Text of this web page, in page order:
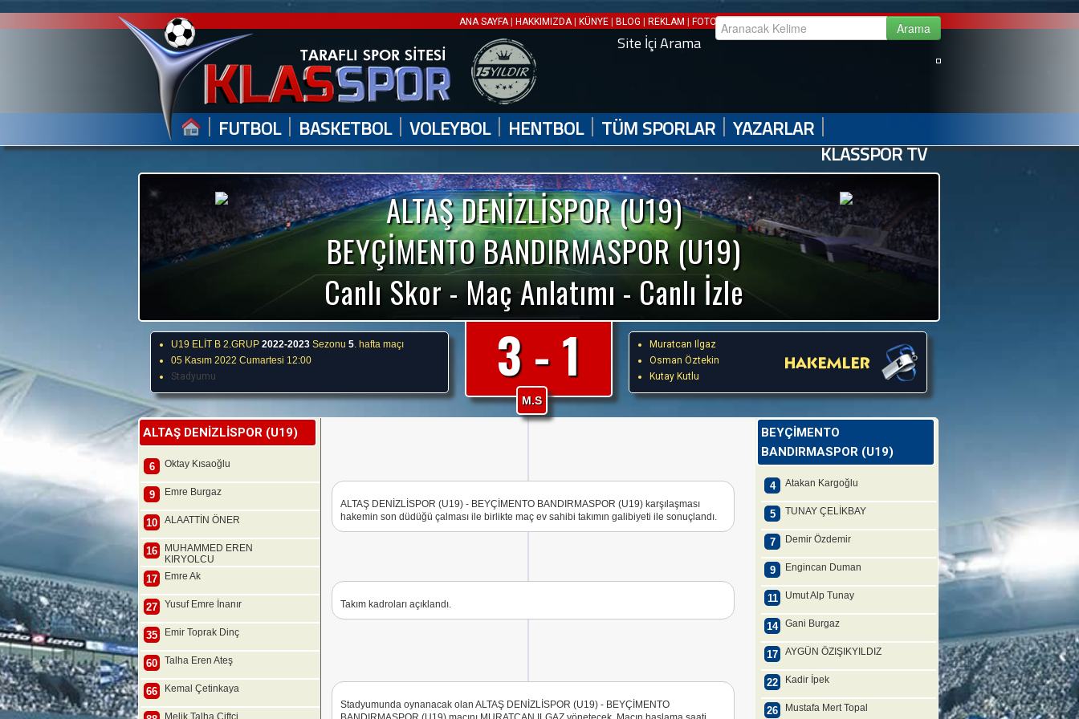
ANA SAYFA| HAKKIMIZDA| KÜNYE | BLOG | REKLAM | FOTO GALERİ VİDEO GALERİ HABER ARŞİVİ |İLETİŞİM |
Site İçi Arama
| FUTBOL | BASKETBOL | VOLEYBOL | HENTBOL | TÜM SPORLAR | YAZARLAR |
KLASSPOR TV
ALTAŞ DENİZLİSPOR (U19)
BEYÇİMENTO BANDIRMASPOR (U19)
Canlı Skor - Maç Anlatımı - Canlı İzle
U19 ELİT B 2.GRUP 2022-2023 Sezonu 5. hafta maçı
05 Kasım 2022 Cumartesi 12:00
Stadyumu
3 - 1
Muratcan Ilgaz
Osman Öztekin
Kutay Kutlu
ALTAŞ DENİZLİSPOR (U19)
6 Oktay Kısaoğlu
9 Emre Burgaz
10 ALAATTİN ÖNER
16
MUHAMMED EREN
KIRYOLCU
17 Emre Ak
27 Yusuf Emre İnanır
35 Emir Toprak Dinç
60 Talha Eren Ateş
66 Kemal Çetinkaya
Melik Talha Çiftçi
M.S
ALTAŞ DENİZLİSPOR (U19) - BEYÇİMENTO BANDIRMASPOR (U19) karşılaşması
hakemin son düdüğü çalması ile birlikte maç ev sahibi takımın galibiyeti ile sonuçlandı.
Takım kadroları açıklandı.
Stadyumunda oynanacak olan ALTAŞ DENİZLİSPOR (U19) - BEYÇİMENTO
BEYÇİMENTO
BANDIRMASPOR (U19)
4 Atakan Kargoğlu
5 TUNAY ÇELİKBAY
7 Demir Özdemir
9 Engincan Duman
11 Umut Alp Tunay
14 Gani Burgaz
17 AYGÜN ÖZIŞIKYILDIZ
22 Kadir İpek
26 Mustafa Mert Topal